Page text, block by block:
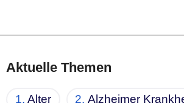
Aktuelle Themen
Alter
Alzheimer